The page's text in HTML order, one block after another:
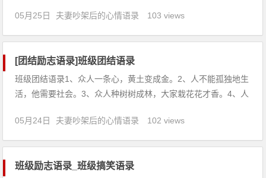
本；冲刺飞跃，明日笑映容颜。4、己所不欲，勿施于人。5、花
开花落腊梅傲雪盼新春，春去春来长风破浪迎高考。6、砺志报
05月25日 夫妻吵架后的心情语录 103 views
[团结励志语录]班级团结语录
班级团结语录1、众人一条心，黄土变成金。2、人不能孤独地生
活，他需要社会。3、众人种树树成林，大家栽花花才香。4、人
来欢乐，团结会给明天带来胜利。6、一根铁线容易弯，一缕棉
纱拉不断。7、亲善产生幸福，文明带来和谐。8、天上星多黑
05月24日 夫妻吵架后的心情语录 102 views
班级励志语录_班级搞笑语录